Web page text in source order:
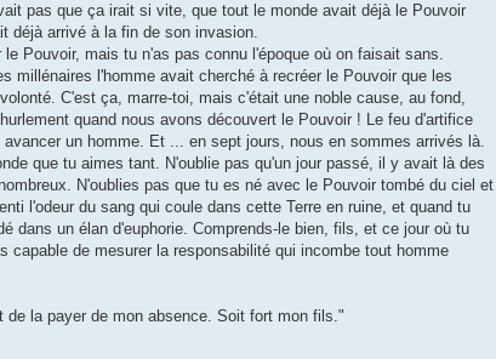
pas que ça irait si vite, que tout le monde avait déjà le Pouvoir
déjà arrivé à la fin de son invasion.
Pouvoir, mais tu n'as pas connu l'époque où on faisait sans.
millénaires l'homme avait cherché à recréer le Pouvoir que les
C'est ça, marre-toi, mais c'était une noble cause, au fond,
quand nous avons découvert le Pouvoir ! Le feu d'artifice
un homme. Et ... en sept jours, nous en sommes arrivés là.
que tu aimes tant. N'oublie pas qu'un jour passé, il y avait là des
N'oublies pas que tu es né avec le Pouvoir tombé du ciel et
l'odeur du sang qui coule dans cette Terre en ruine, et quand tu
dans un élan d'euphorie. Comprends-le bien, fils, et ce jour où tu
de mesurer la responsabilité qui incombe tout homme
la payer de mon absence. Soit fort mon fils."